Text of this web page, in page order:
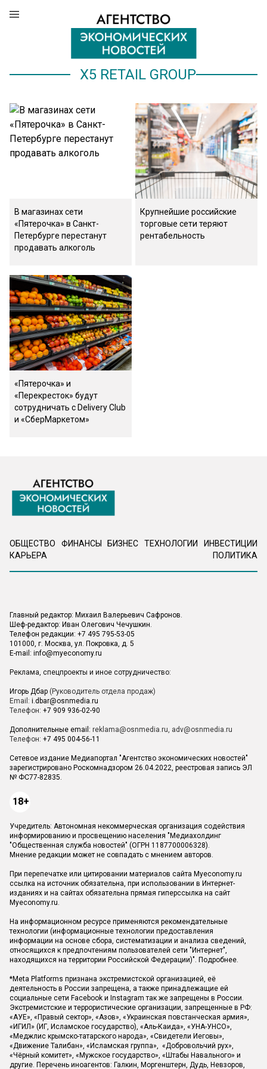
X5 RETAIL GROUP
В магазинах сети
«Пятерочка» в Санкт-
Петербурге перестанут
продавать алкоголь
Крупнейшие российские
торговые сети теряют
рентабельность
«Пятерочка» и
«Перекресток» будут
сотрудничать с Delivery Club
и «СберМаркетом»
ОБЩЕСТВО ФИНАНСЫ БИЗНЕС ТЕХНОЛОГИИ
ИНВЕСТИЦИИ
КАРЬЕРА
ПОЛИТИКА
Главный редактор: Михаил Валерьевич Сафронов.
Шеф-редактор: Иван Олегович Чечушкин.
Телефон редакции: +7 495 795-53-05
101000, г. Москва, ул. Покровка, д. 5
E-mail: info@myeconomy.ru
Реклама, спецпроекты и иное сотрудничество:
Игорь Дбар (Руководитель отдела продаж)
Email: i.dbar@osnmedia.ru
Телефон: +7 909 936-02-90
Дополнительные email: reklama@osnmedia.ru, adv@osnmedia.ru
Телефон: +7 495 004-56-11
Сетевое издание Медиапортал "Агентство экономических новостей"
зарегистрировано Роскомнадзором 26.04.2022, реестровая запись ЭЛ
№ ФС77-82835.
18+
Учредитель: Автономная некоммерческая организация содействия
информированию и просвещению населения "Медиахолдинг
"Общественная служба новостей" (ОГРН 1187700006328).
Мнение редакции может не совпадать с мнением авторов.
При перепечатке или цитировании материалов сайта Myeconomy.ru
ссылка на источник обязательна, при использовании в Интернет-
изданиях и на сайтах обязательна прямая гиперссылка на сайт
Myeconomy.ru.
На информационном ресурсе применяются рекомендательные
технологии (информационные технологии предоставления
информации на основе сбора, систематизации и анализа сведений,
относящихся к предпочтениям пользователей сети "Интернет",
находящихся на территории Российской Федерации)". Подробнее.
*Meta Platforms признана экстремистской организацией, её
деятельность в России запрещена, а также принадлежащие ей
социальные сети Facebook и Instagram так же запрещены в России.
Экстремистские и террористические организации, запрещенные в РФ:
«АУЕ», «Правый сектор», «Азов», «Украинская повстанческая армия»,
«ИГИЛ» (ИГ, Исламское государство), «Аль-Каида», «УНА-УНСО»,
«Меджлис крымско-татарского народа», «Свидетели Иеговы»,
«Движение Талибан», «Исламская группа», «Добровольчий рух»,
«Чёрный комитет», «Мужское государство», «Штабы Навального» и
другие. Перечень иноагентов: Галкин, Моргенштерн, Дудь, Невзоров,